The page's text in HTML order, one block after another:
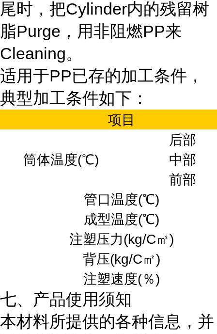
尾时，把Cylinder内的残留树
脂Purge，用非阻燃PP来
Cleaning。
适用于PP已存的加工条件，
典型加工条件如下：
项目
筒体温度(℃)
后部
中部
前部
管口温度(℃)
成型温度(℃)
注塑压力(kg/C㎡)
背压(kg/C㎡)
注塑速度(％)
七、产品使用须知
本材料所提供的各种信息，并